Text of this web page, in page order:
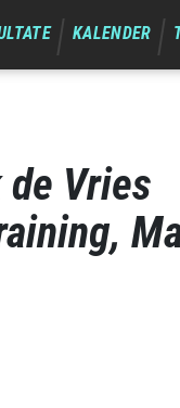
KALENDER
Vries